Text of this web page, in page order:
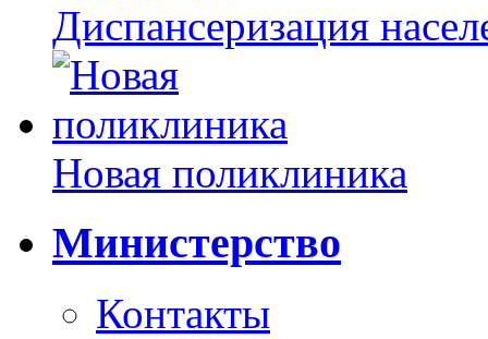
Диспансеризация
Новая поликлиника
Министерство
Контакты